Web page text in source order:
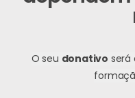
O seu donativo será